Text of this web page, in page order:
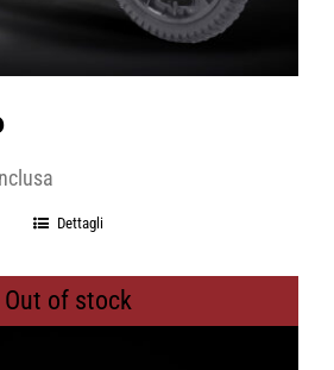
Dettagli
Out of stock